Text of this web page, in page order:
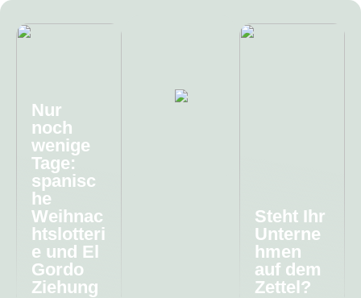
Nur
noch
wenige
Tage:
spanisc
he
Weihnac
htslotteri
e und El
Gordo
Ziehung
Steht Ihr
Unterne
hmen
auf dem
Zettel?